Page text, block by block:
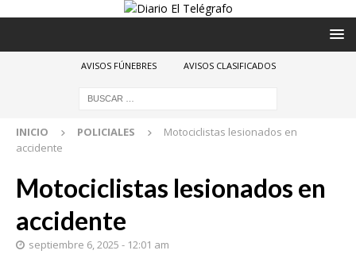
AVISOS FÚNEBRES AVISOS CLASIFICADOS
INICIO POLICIALES
Motociclistas lesionados en
accidente
Motociclistas lesionados en
accidente
septiembre 6, 2025 - 12:01 am